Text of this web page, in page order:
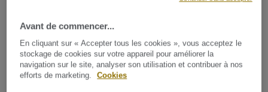
ICONIK Confort - Admiral
GREGE
Disponible dans une large gamme de designs et de
couleurs intemporels, la collection en vinyles pour la
Avant de commencer...
En cliquant sur « Accepter tous les cookies », vous acceptez le
stockage de cookies sur votre appareil pour améliorer la
navigation sur le site, analyser son utilisation et contribuer à nos
efforts de marketing.
Cookies